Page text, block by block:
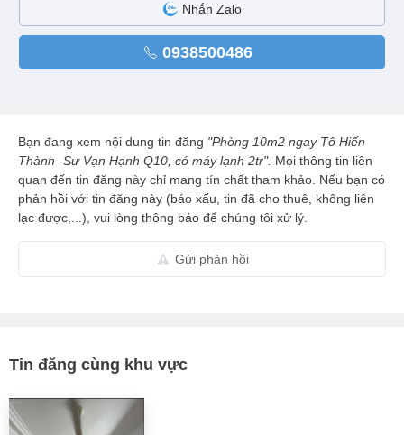
Nhắn Zalo
0938500486
Bạn đang xem nội dung tin đăng "Phòng 10m2 ngay Tô Hiến
Thành -Sư Vạn Hạnh Q10, có máy lạnh 2tr". Mọi thông tin liên
quan đến tin đăng này chỉ mang tín chất tham khảo. Nếu bạn có
phản hồi với tin đăng này (báo xấu, tin đã cho thuê, không liên
lạc được,...), vui lòng thông báo để chúng tôi xử lý.
Gửi phản hồi
Tin đăng cùng khu vực